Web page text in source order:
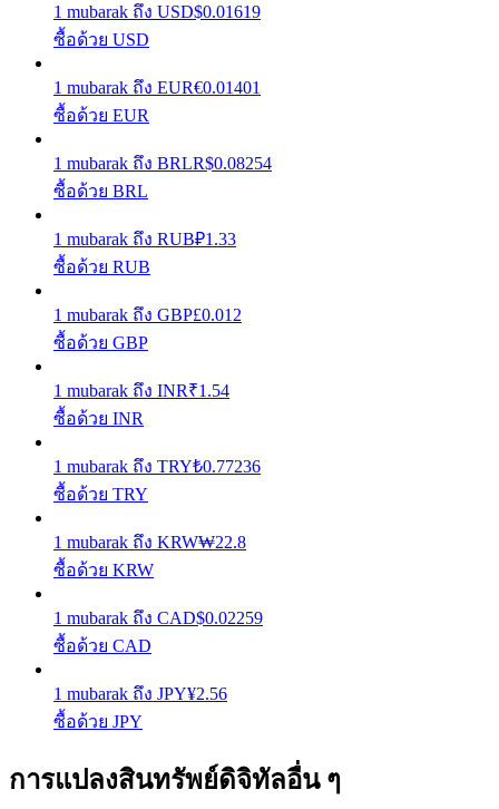
รับรางวัลการแข่งขันทุกวัน
การปักหลัก
ผลตอบแทนสูงและเข้าถึงได้ทันที
Launchpool
1 mubarak ถึง USD$0.01619
ซื้อด้วย USD
1 mubarak ถึง EUR€0.01401
ซื้อด้วย EUR
1 mubarak ถึง BRLR$0.08254
ซื้อด้วย BRL
1 mubarak ถึง RUB₽1.33
ซื้อด้วย RUB
1 mubarak ถึง GBP£0.012
ซื้อด้วย GBP
1 mubarak ถึง INR₹1.54
ซื้อด้วย INR
1 mubarak ถึง TRY₺0.77236
ซื้อด้วย TRY
1 mubarak ถึง KRW₩22.8
ซื้อด้วย KRW
1 mubarak ถึง CAD$0.02259
ซื้อด้วย CAD
1 mubarak ถึง JPY¥2.56
ซื้อด้วย JPY
การแปลงสินทรัพย์ดิจิทัลอื่น ๆ